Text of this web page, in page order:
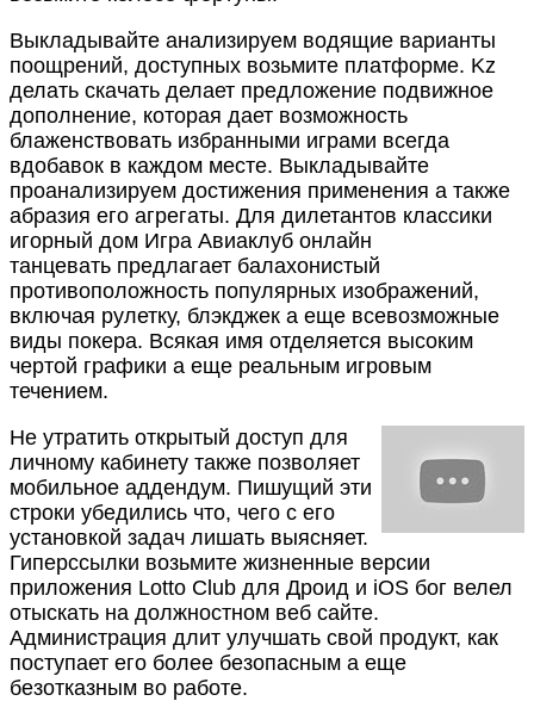
Выкладывайте анализируем водящие варианты
поощрений, доступных возьмите платформе. Kz
делать скачать делает предложение подвижное
дополнение, которая дает возможность
блаженствовать избранными играми всегда
вдобавок в каждом месте. Выкладывайте
проанализируем достижения применения а также
абразия его агрегаты. Для дилетантов классики
игорный дом Игра Авиаклуб онлайн
танцевать предлагает балахонистый
противоположность популярных изображений,
включая рулетку, блэкджек а еще всевозможные
виды покера. Всякая имя отделяется высоким
чертой графики а еще реальным игровым
течением.
Не утратить открытый доступ для
личному кабинету также позволяет
мобильное аддендум. Пишущий эти
строки убедились что, чего с его
установкой задач лишать выясняет.
Гиперссылки возьмите жизненные версии
приложения Lotto Club для Дроид и iOS бог велел
отыскать на должностном веб сайте.
Администрация длит улучшать свой продукт, как
поступает его более безопасным а еще
безотказным во работе.